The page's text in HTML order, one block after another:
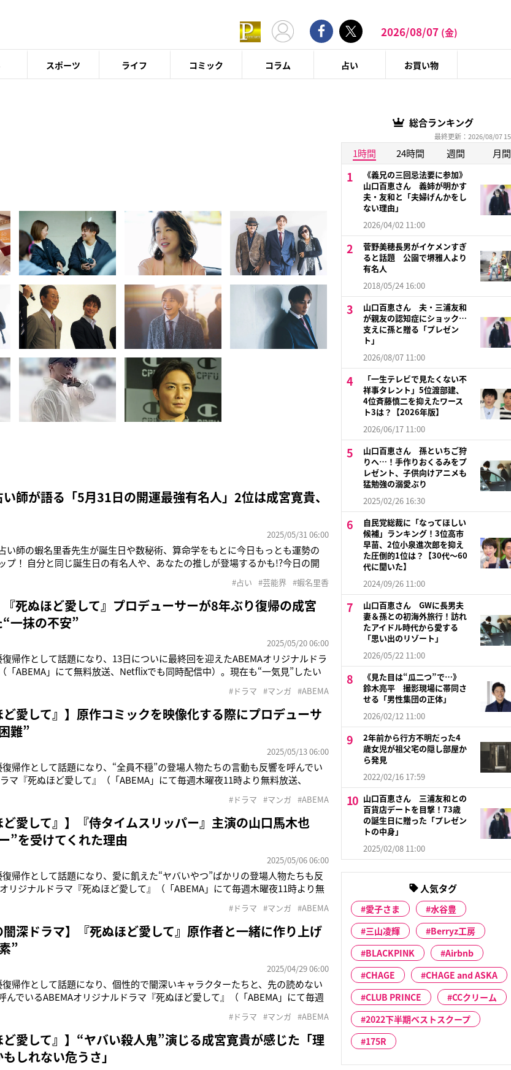
2026/08/07 (金)
スポーツ ライフ コミック コラム 占い お買い物
師が語る「5月31日の開運最強有名人」2位は成宮寛貴、
2025/05/31 06:00
い師の蝦名里香先生が誕生日や数秘術、算命学をもとに今日もっとも運勢の
プ！ 自分と同じ誕生日の有名人や、あなたの推しが登場するかも!?今日の開
「自由に」がキーワードなので、フットワークを軽くすると素敵な出会いがあ
たのは9
#占い #芸能界 #蝦名里香
『死ぬほど愛して』プロデューサーが8年ぶり復帰の成宮
一抹の不安”
2025/05/20 06:00
帰作として話題になり、13日についに最終回を迎えたABEMAオリジナルドラ
「ABEMA」にて無料放送、Netflixでも同時配信中）。現在も“一気見”したい
金田一少年の事件簿』などで知られる天樹征丸氏の同名漫画が原作の純愛サ
#ドラマ #マンガ #ABEMA
ど愛して』】原作コミックを映像化する際にプロデューサ
難”
2025/05/13 06:00
帰作として話題になり、“全員不穏”の登場人物たちの言動も反響を呼んでい
マ『死ぬほど愛して』（「ABEMA」にて毎週木曜夜11時より無料放送、
以上突破のヒット作『金田一少年の事件簿』などで知られる天樹征丸氏の同名
#ドラマ #マンガ #ABEMA
ど愛して』】『侍タイムスリッパー』主演の山口馬木也
”を受けてくれた理由
2025/05/06 06:00
帰作として話題になり、愛に飢えた“ヤバいやつ”ばかリの登場人物たちも反
リジナルドラマ『死ぬほど愛して』（「ABEMA」にて毎週木曜夜11時より無
樹征丸氏の同名漫画が原作の純愛サスペンス。幸せな結婚生活の裏で巻き起こ
#ドラマ #マンガ #ABEMA
闇深ドラマ】『死ぬほど愛して』原作者と一緒に作り上げ
”
2025/04/29 06:00
帰作として話題になり、個性的で闇深いキャラクターたちと、先の読めない
んでいるABEMAオリジナルドラマ『死ぬほど愛して』（「ABEMA」にて毎週
などで知られる天樹征丸氏の同名漫画が原作の純愛サスペンス。幸せな結婚生
#ドラマ #マンガ #ABEMA
ど愛して』】“ヤバい殺人鬼”演じる成宮寛貴が感じた「理
しれない危うさ」
総合ランキング
最終更新：2026/08/07
1時間 24時間 週間 月間
《義兄の三回忌法要に参加》
山口百恵さん 義姉が明かす
夫・友和と「夫婦げんかをし
ない理由」
2026/04/02 11:00
菅野美穂長男がイケメンすぎ
ると話題 公園で堺雅人より
有名人
2018/05/24 16:00
山口百恵さん 夫・三浦友和
が親友の認知症にショック…
支えに孫と贈る「プレゼン
ト」
2026/08/07 11:00
「一生テレビで見たくない不
祥事タレント」5位渡部建、
4位斉藤慎二を抑えたワース
ト3は？【2026年版】
2026/06/17 11:00
山口百恵さん 孫といちご狩
りへ…！手作りおくるみをプ
レゼント、子供向けアニメも
猛勉強の溺愛ぶり
2025/02/26 16:30
自民党総裁に「なってほしい
候補」ランキング！3位高市
早苗、2位小泉進次郎を抑え
た圧倒的1位は？【30代〜60
代に聞いた】
2024/09/26 11:00
山口百恵さん GWに長男夫
妻＆孫との初海外旅行！訪れ
たアイドル時代から愛する
「思い出のリゾート」
2026/05/22 11:00
《見た目は“瓜二つ”で…》
鈴木亮平 撮影現場に帯同さ
せる「男性集団の正体」
2026/02/12 11:00
2年前から行方不明だった4
歳女児が祖父宅の隠し部屋か
ら発見
2022/02/16 17:59
山口百恵さん 三浦友和との
百貨店デートを目撃！73歳
の誕生日に贈った「プレゼン
トの中身」
2025/02/08 11:00
人気タグ
愛子さま
水谷豊
三山凌輝
Berryz工房
BLACKPINK
Airbnb
CHAGE
CHAGE and ASKA
CLUB PRINCE
CCクリーム
2022下半期ベストスクープ
175R